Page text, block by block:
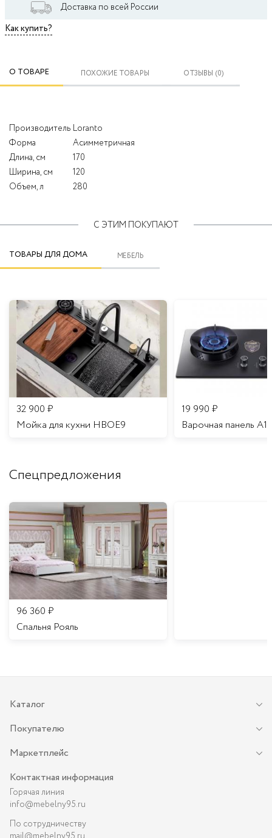
Доставка по всей России
Как купить?
О ТОВАРЕ ПОХОЖИЕ ТОВАРЫ ОТЗЫВЫ (0)
Производитель Loranto
Форма
Асимметричная
Длина, см
170
Ширина, см
120
Объем, л
280
С ЭТИМ ПОКУПАЮТ
ТОВАРЫ ДЛЯ ДОМА МЕБЕЛЬ
32 900 ₽
Мойка для кухни HBOE9
19 990 ₽
Варочная панель A16
Спецпредложения
96 360 ₽
Спальня Рояль
Каталог
Покупателю
Маркетплейс
Контактная информация
Горячая линия
info@mebelny95.ru
По сотрудничеству